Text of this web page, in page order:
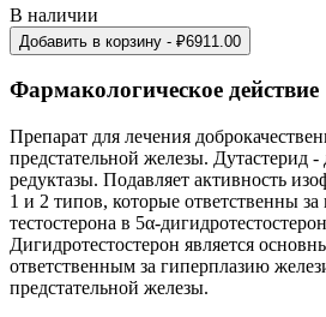
В наличии
Добавить в корзину - ₽6911.00
Фармакологическое действие
Препарат для лечения
предстательной железы. Дутастерид
редуктазы. Подавляет активность
1 и 2 типов, которые ответственны
тестостерона в 5α-
Дигидротестостерон является
ответственным за гиперплазию
предстательной железы.